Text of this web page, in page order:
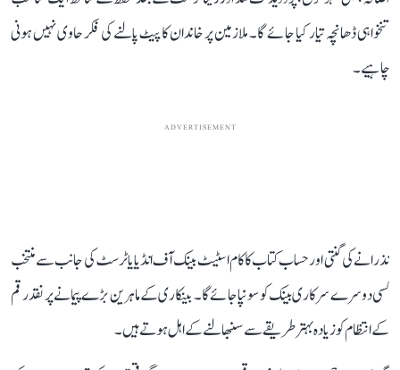
تنخواہی ڈھانچہ تیار کیا جائے گا۔ ملازمین پر خاندان کا پیٹ پالنے کی فکر حاوی نہیں ہونی
چاہیے۔
ADVERTISEMENT
نذرانے کی گنتی اور حساب کتاب کا کام اسٹیٹ بینک آف انڈیا یا ٹرسٹ کی جانب سے منتخب
کسی دوسرے سرکاری بینک کو سونپا جائے گا۔ بینکاری کے ماہرین بڑے پیمانے پر نقد رقم
کے انتظام کو زیادہ بہتر طریقے سے سنبھالنے کے اہل ہوتے ہیں۔